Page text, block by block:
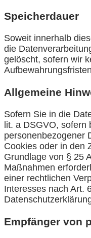
Speicherdauer
Soweit innerhalb
die
gelöscht, sofern wir
Allgemeine
Sofern Sie in die
lit. a DSGVO,
personenbezogener
Cookies oder in den
Grundlage von § 25
Maßnahmen
einer rechtlichen
Interesses nach Art.
Empfänger von